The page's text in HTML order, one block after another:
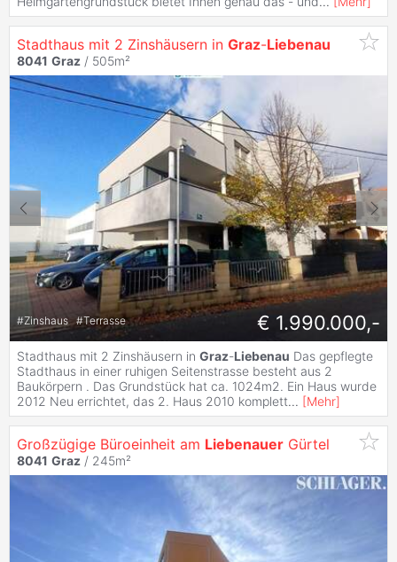
Stadthaus mit 2 Zinshäusern in Graz-Liebenau
8041 Graz / 505m²
#Zinshaus #Terrasse € 1.990.000,-
Stadthaus mit 2 Zinshäusern in Graz-Liebenau Das gepflegte
Stadthaus in einer ruhigen Seitenstrasse besteht aus 2
Baukörpern . Das Grundstück hat ca. 1024m2. Ein Haus wurde
2012 Neu errichtet, das 2. Haus 2010 komplett... [Mehr]
Großzügige Büroeinheit am Liebenauer Gürtel
8041 Graz / 245m²